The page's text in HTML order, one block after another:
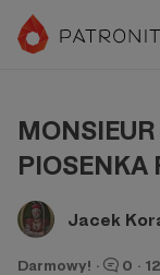
PIOSENKA
Jacek
Darmowy! · 0 ·